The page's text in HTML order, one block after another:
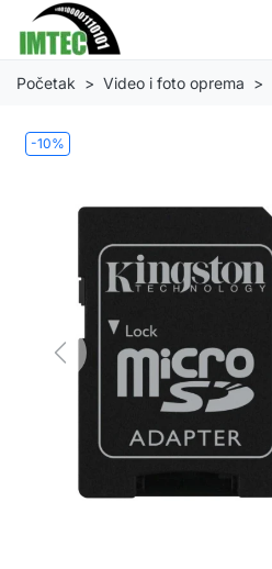
Početak Video i foto oprema
-10%
Previous